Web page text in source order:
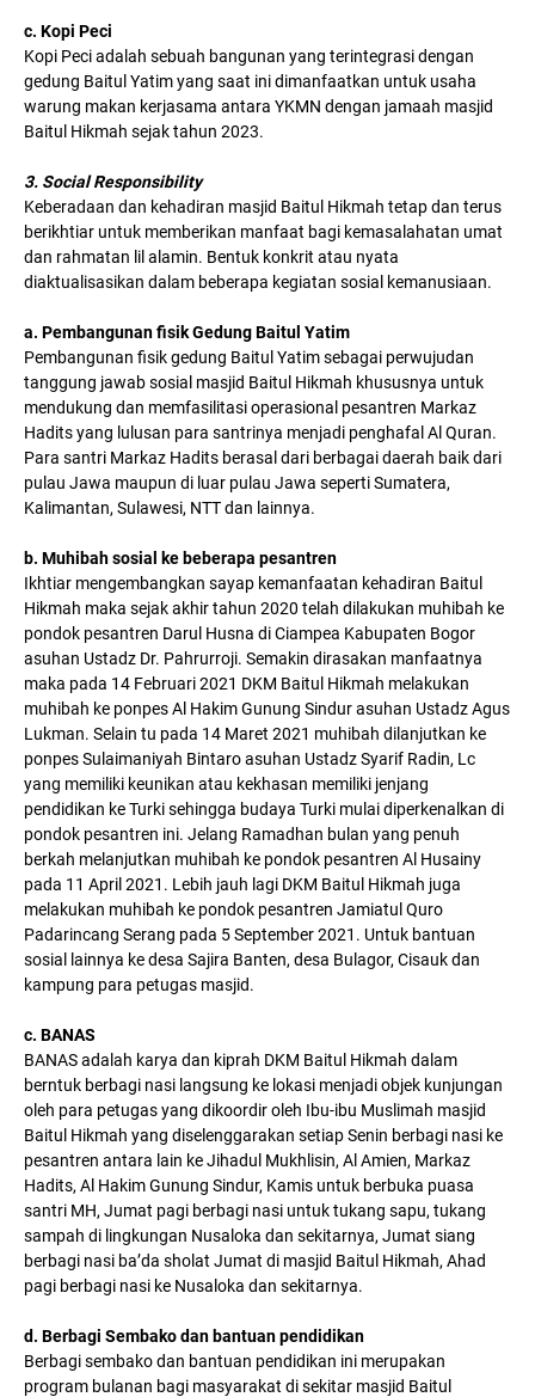
c. Kopi Peci
Kopi Peci adalah sebuah bangunan yang terintegrasi dengan
gedung Baitul Yatim yang saat ini dimanfaatkan untuk usaha
warung makan kerjasama antara YKMN dengan jamaah masjid
Baitul Hikmah sejak tahun 2023.
3. Social Responsibility
Keberadaan dan kehadiran masjid Baitul Hikmah tetap dan terus
berikhtiar untuk memberikan manfaat bagi kemasalahatan umat
dan rahmatan lil alamin. Bentuk konkrit atau nyata
diaktualisasikan dalam beberapa kegiatan sosial kemanusiaan.
a. Pembangunan fisik Gedung Baitul Yatim
Pembangunan fisik gedung Baitul Yatim sebagai perwujudan
tanggung jawab sosial masjid Baitul Hikmah khususnya untuk
mendukung dan memfasilitasi operasional pesantren Markaz
Hadits yang lulusan para santrinya menjadi penghafal Al Quran.
Para santri Markaz Hadits berasal dari berbagai daerah baik dari
pulau Jawa maupun di luar pulau Jawa seperti Sumatera,
Kalimantan, Sulawesi, NTT dan lainnya.
b. Muhibah sosial ke beberapa pesantren
Ikhtiar mengembangkan sayap kemanfaatan kehadiran Baitul
Hikmah maka sejak akhir tahun 2020 telah dilakukan muhibah ke
pondok pesantren Darul Husna di Ciampea Kabupaten Bogor
asuhan Ustadz Dr. Pahrurroji. Semakin dirasakan manfaatnya
maka pada 14 Februari 2021 DKM Baitul Hikmah melakukan
muhibah ke ponpes Al Hakim Gunung Sindur asuhan Ustadz Agus
Lukman. Selain tu pada 14 Maret 2021 muhibah dilanjutkan ke
ponpes Sulaimaniyah Bintaro asuhan Ustadz Syarif Radin, Lc
yang memiliki keunikan atau kekhasan memiliki jenjang
pendidikan ke Turki sehingga budaya Turki mulai diperkenalkan di
pondok pesantren ini. Jelang Ramadhan bulan yang penuh
berkah melanjutkan muhibah ke pondok pesantren Al Husainy
pada 11 April 2021. Lebih jauh lagi DKM Baitul Hikmah juga
melakukan muhibah ke pondok pesantren Jamiatul Quro
Padarincang Serang pada 5 September 2021. Untuk bantuan
sosial lainnya ke desa Sajira Banten, desa Bulagor, Cisauk dan
kampung para petugas masjid.
c. BANAS
BANAS adalah karya dan kiprah DKM Baitul Hikmah dalam
berntuk berbagi nasi langsung ke lokasi menjadi objek kunjungan
oleh para petugas yang dikoordir oleh Ibu-ibu Muslimah masjid
Baitul Hikmah yang diselenggarakan setiap Senin berbagi nasi ke
pesantren antara lain ke Jihadul Mukhlisin, Al Amien, Markaz
Hadits, Al Hakim Gunung Sindur, Kamis untuk berbuka puasa
santri MH, Jumat pagi berbagi nasi untuk tukang sapu, tukang
sampah di lingkungan Nusaloka dan sekitarnya, Jumat siang
berbagi nasi ba’da sholat Jumat di masjid Baitul Hikmah, Ahad
pagi berbagi nasi ke Nusaloka dan sekitarnya.
d. Berbagi Sembako dan bantuan pendidikan
Berbagi sembako dan bantuan pendidikan ini merupakan
program bulanan bagi masyarakat di sekitar masjid Baitul